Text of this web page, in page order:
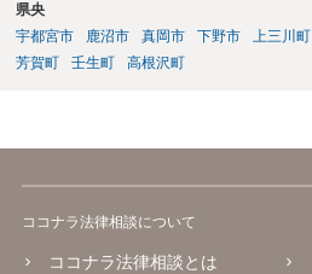
県央
宇都宮市
鹿沼市 真岡市 下野市 上三川町
芳賀町
壬生町 高根沢町
ココナラ法律相談について
ココナラ法律相談とは